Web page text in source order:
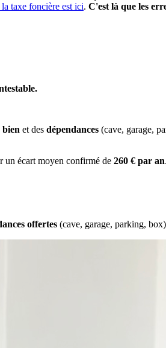
taxe foncière est ici. C'est là que les
bien et des dépendances (cave, garage,
un écart moyen confirmé de 260 € par an.
offertes (cave, garage, parking,